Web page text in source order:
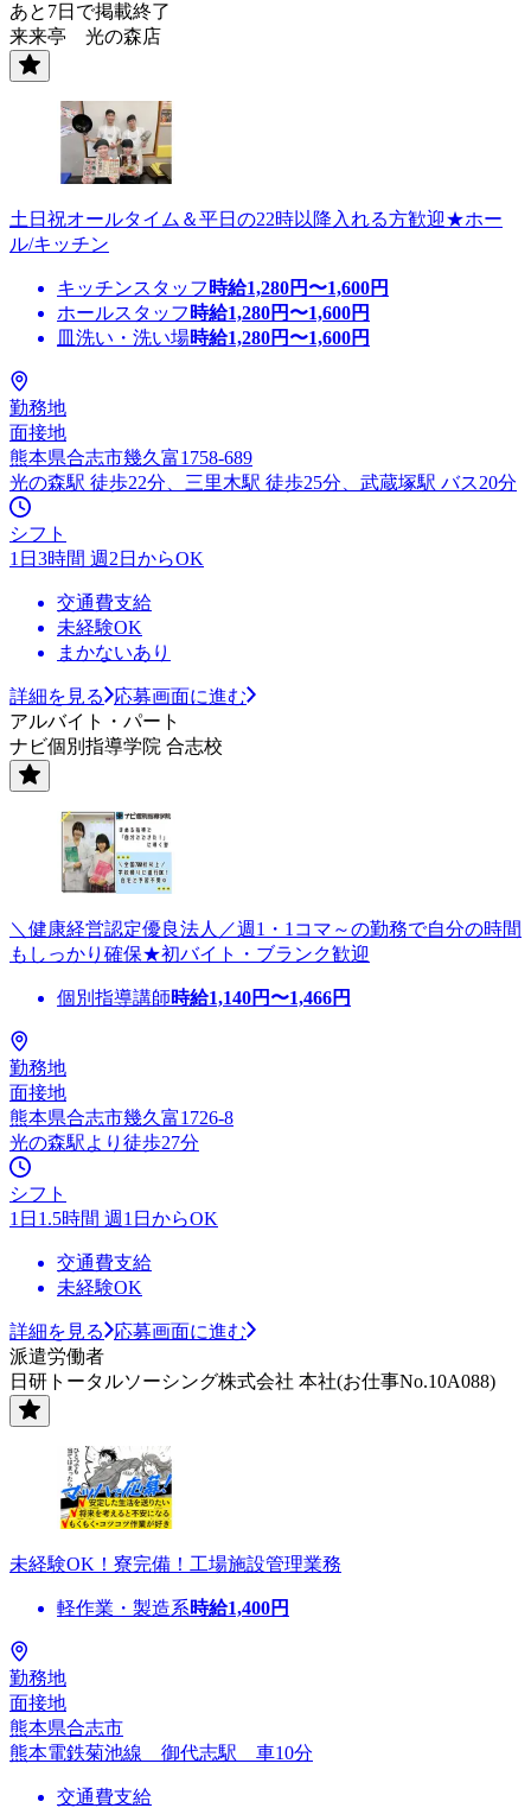
あと7日で掲載終了
来来亭 光の森店
土日祝オールタイム＆平日の22時以降入れる方歓迎★ホー
ル/キッチン
キッチンスタッフ 時給1,280円〜1,600円
ホールスタッフ 時給1,280円〜1,600円
皿洗い・洗い場時給1,280円〜1,600円
勤務地
面接地
熊本県合志市幾久富1758-689
光の森駅 徒歩22分、三里木駅 徒歩25分、武蔵塚駅 バス20分
シフト
1日3時間 週2日からOK
交通費支給
未経験OK
まかないあり
詳細を見る
応募画面に進む
アルバイト・パート
ナビ個別指導学院 合志校
＼健康経営認定優良法人／週1・1コマ～の勤務で自分の時間
もしっかり確保★初バイト・ブランク歓迎
個別指導講師時給1,140円〜1,466円
勤務地
面接地
熊本県合志市幾久富1726-8
光の森駅より徒歩27分
シフト
1日1.5時間 週1日からOK
交通費支給
未経験OK
詳細を見る
応募画面に進む
派遣労働者
日研トータルソーシング株式会社 本社(お仕事No.10A088)
未経験OK！寮完備！工場施設管理業務
軽作業・製造系時給1,400円
勤務地
面接地
熊本県合志市
熊本電鉄菊池線 御代志駅 車10分
交通費支給